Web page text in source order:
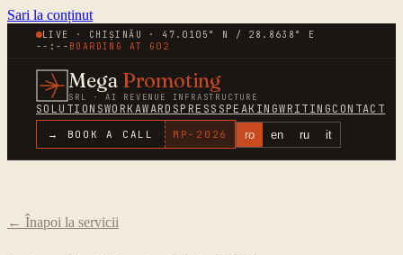
Sari la conținut
LIVE · CHIȘINĂU · 47.0105° N / 28.8638° E
--:-- BOARDING AT G02
Mega Promoting
SRL · AI REVENUE INFRASTRUCTURE
SOLUTIONSWORKAWARDSPRESS SPEAKINGWRITINGCONTACT
→ BOOK A CALL MP- 2026 ro en ru it
← Înapoi la servicii